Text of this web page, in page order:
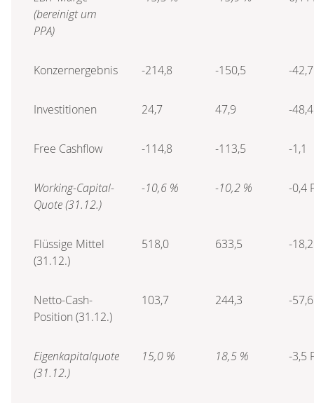
(bereinigt um
PPA)
Konzernergebnis -214,8 -150,5 -42,7
Investitionen 24,7 47,9 -48,4
Free Cashflow -114,8 -113,5 -1,1
Working-Capital-
Quote (31.12.)
-10,6 % -10,2 % -0,4
Flüssige Mittel
(31.12.)
518,0 633,5 -18,2
Netto-Cash-
Position (31.12.)
103,7 244,3 -57,6
Eigenkapitalquote
(31.12.)
15,0 % 18,5 % -3,5